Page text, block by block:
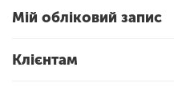
Мій обліковий запис
Клієнтам